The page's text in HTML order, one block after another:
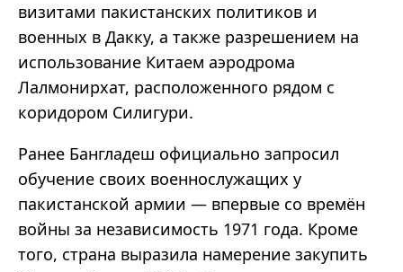
визитами пакистанских политиков и
военных в Дакку, а также разрешением на
использование Китаем аэродрома
Лалмонирхат, расположенного рядом с
коридором Силигури.
Ранее Бангладеш официально запросил
обучение своих военнослужащих у
пакистанской армии — впервые со времён
войны за независимость 1971 года. Кроме
того, страна выразила намерение закупить